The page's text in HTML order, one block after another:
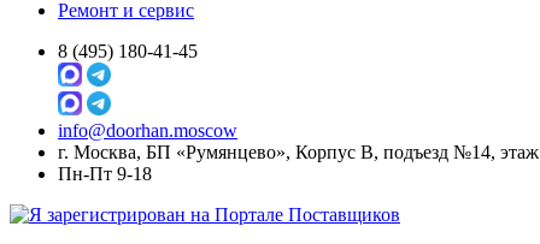
Ремонт и сервис
8 (495) 180-41-45
info@doorhan.moscow
г. Москва, БП «Румянцево», Корпус В, подъезд №14,
Пн-Пт 9-18